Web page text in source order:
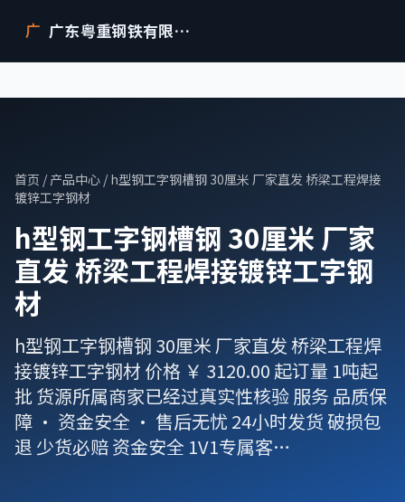
广 广东粤重钢铁有限公司
首页 / 产品中心 / h型钢工字钢槽钢 30厘米 厂家直发 桥梁工程焊接
镀锌工字钢材
h型钢工字钢槽钢 30厘米 厂家
直发 桥梁工程焊接镀锌工字钢
材
h型钢工字钢槽钢 30厘米 厂家直发 桥梁工程焊
接镀锌工字钢材 价格 ￥ 3120.00 起订量 1吨起
批 货源所属商家已经过真实性核验 服务 品质保
障 · 资金安全 · 售后无忧 24小时发货 破损包
退 少货必赔 资金安全 1V1专属客…